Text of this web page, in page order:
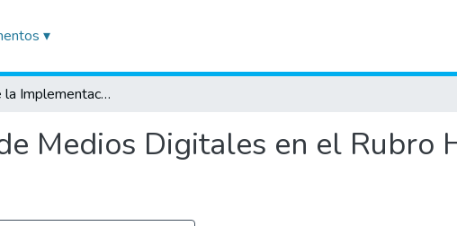
▾
Impacto de la Implementación de Medios Digitales en el Rubro Hotelero en Miraflores, 2022
Medios Digitales en el Rubro